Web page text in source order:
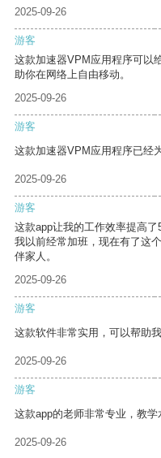
2025-09-26
游客
这款加速器VPM应用程序可以
助你在网络上自由移动。
2025-09-26
游客
这款加速器VPM应用程序已经
2025-09-26
游客
这款app让我的工作效率提高了
我以前经常加班，现在有了这
伴家人。
2025-09-26
游客
这款软件非常实用，可以帮助
2025-09-26
游客
这款app的老师非常专业，教学
2025-09-26